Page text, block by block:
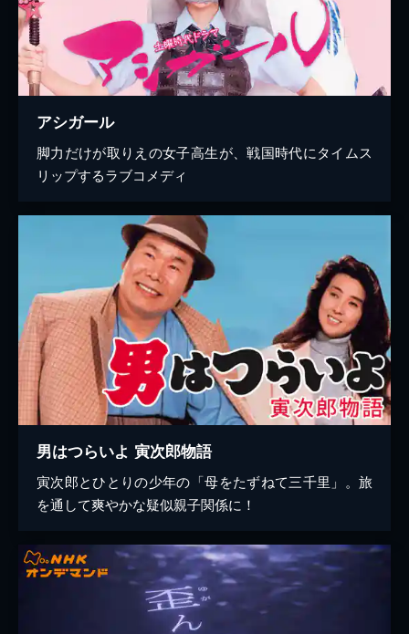
アシガール
脚力だけが取りえの女子高生が、戦国時代にタイムス
リップするラブコメディ
男はつらいよ 寅次郎物語
寅次郎とひとりの少年の「母をたずねて三千里」。旅
を通して爽やかな疑似親子関係に！